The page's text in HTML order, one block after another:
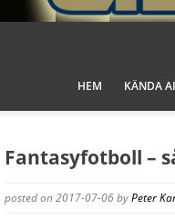
HEM KÄNDA
Fantasyfotboll –
posted on 2017-07-06byPeter